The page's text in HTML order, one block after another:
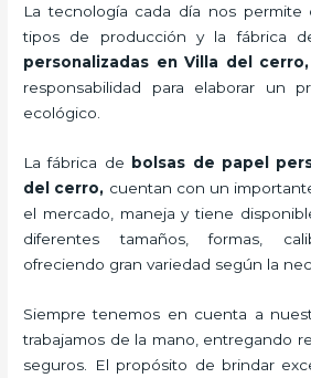
La tecnología cada día nos permite
tipos de producción y la fábrica
personalizadas en Villa del cerro,
responsabilidad para elaborar un
ecológico.
La fábrica de
bolsas de papel
del cerro, cuentan con un
el mercado,
maneja y tiene
diferentes tamaños, formas,
ofreciendo gran variedad según la
Siempre tenemos en cuenta a
trabajamos de la mano, entregando
seguros. El propósito de brindar